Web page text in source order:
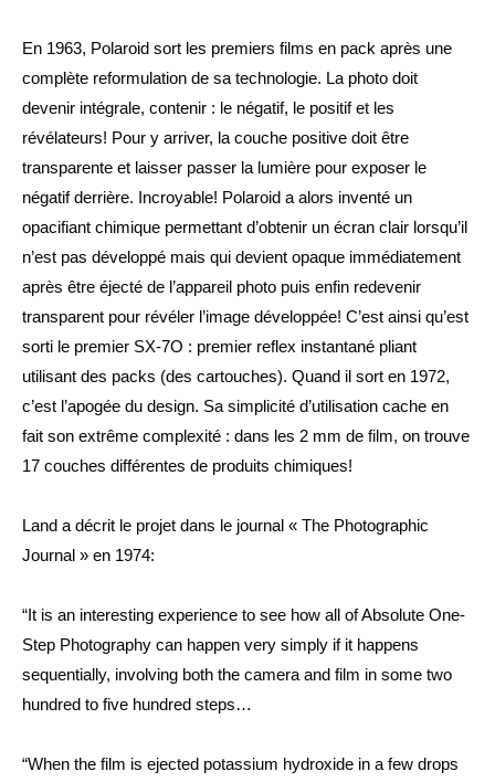
En 1963, Polaroid sort les premiers films en pack après une
complète reformulation de sa technologie. La photo doit
devenir intégrale, contenir : le négatif, le positif et les
révélateurs! Pour y arriver, la couche positive doit être
transparente et laisser passer la lumière pour exposer le
négatif derrière. Incroyable! Polaroid a alors inventé un
opacifiant chimique permettant d’obtenir un écran clair lorsqu’il
n’est pas développé mais qui devient opaque immédiatement
après être éjecté de l’appareil photo puis enfin redevenir
transparent pour révéler l’image développée! C’est ainsi qu’est
sorti le premier SX-7O : premier reflex instantané pliant
utilisant des packs (des cartouches). Quand il sort en 1972,
c’est l’apogée du design. Sa simplicité d’utilisation cache en
fait son extrême complexité : dans les 2 mm de film, on trouve
17 couches différentes de produits chimiques!
Land a décrit le projet dans le journal « The Photographic
Journal » en 1974:
“It is an interesting experience to see how all of Absolute One-
Step Photography can happen very simply if it happens
sequentially, involving both the camera and film in some two
hundred to five hundred steps…
“When the film is ejected potassium hydroxide in a few drops